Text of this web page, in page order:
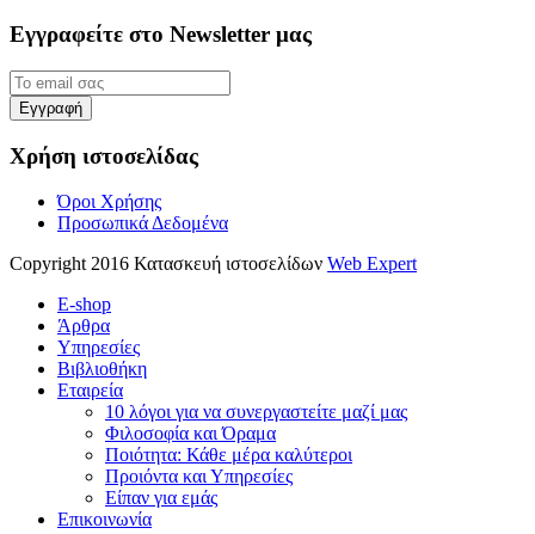
Εγγραφείτε στο Newsletter μας
Χρήση ιστοσελίδας
Όροι Χρήσης
Προσωπικά Δεδομένα
Copyright 2016 Κατασκευή ιστοσελίδων Web Expert
E-shop
Άρθρα
Υπηρεσίες
Βιβλιοθήκη
Εταιρεία
10 λόγοι για να συνεργαστείτε μαζί μας
Φιλοσοφία και Όραμα
Ποιότητα: Κάθε μέρα καλύτεροι
Προιόντα και Υπηρεσίες
Είπαν για εμάς
Επικοινωνία